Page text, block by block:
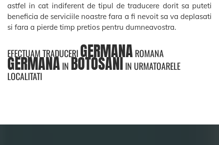
astfel in cat indiferent de tipul de traducere dorit sa puteti
beneficia de serviciile noastre fara a fi nevoit sa va deplasati
si fara a pierde timp pretios pentru dumneavostra.
EFECTUAM TRADUCERIGERMANA ROMANA
GERMANAINBOTOSANIIN URMATOARELE
LOCALITATI